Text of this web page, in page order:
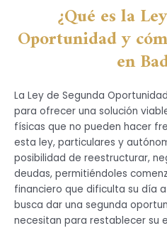
¿Qué es la
Oportunidad y
en
La Ley de Segunda
para ofrecer una solución
físicas que no pueden hacer
esta ley, particulares y
posibilidad de reestructurar,
deudas, permitiéndoles
financiero que dificulta su día
busca dar una segunda
necesitan para restablecer su